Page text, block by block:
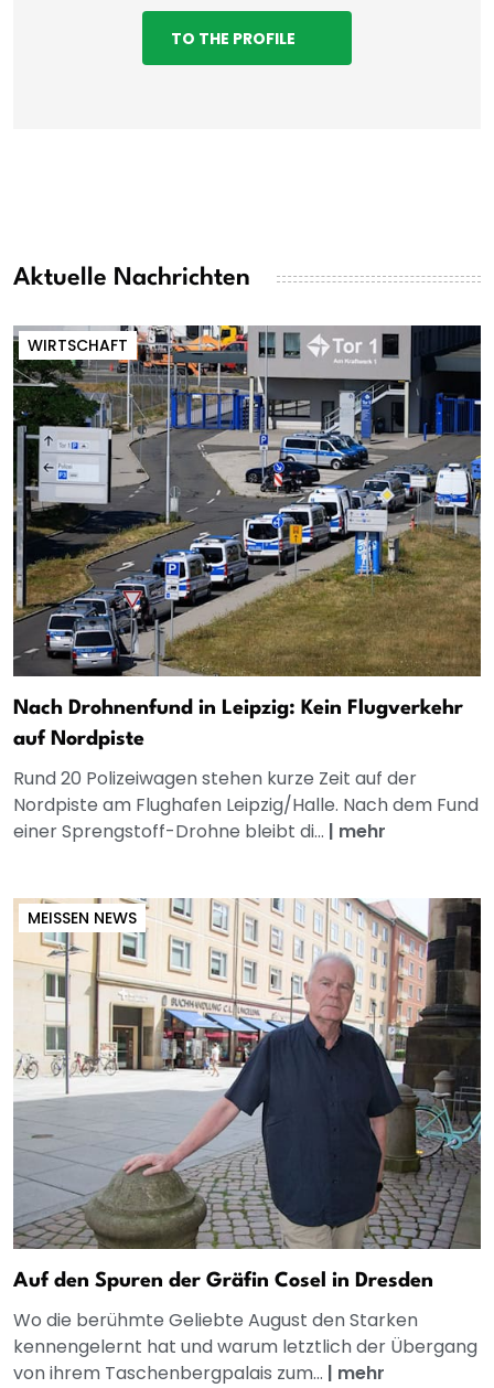
TO THE PROFILE
Aktuelle Nachrichten
WIRTSCHAFT
Nach Drohnenfund in Leipzig: Kein Flugverkehr
auf Nordpiste
Rund 20 Polizeiwagen stehen kurze Zeit auf der
Nordpiste am Flughafen Leipzig/Halle. Nach dem Fund
einer Sprengstoff-Drohne bleibt di... | mehr
MEISSEN NEWS
Auf den Spuren der Gräfin Cosel in Dresden
Wo die berühmte Geliebte August den Starken
kennengelernt hat und warum letztlich der Übergang
von ihrem Taschenbergpalais zum... | mehr